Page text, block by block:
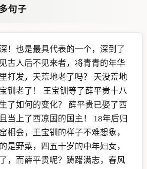
句子
！也是最具代表的一个，深到了
古人后不见来者，将青青的年华
打发，天荒地老了吗？ 天没荒地
钏老了！ 王宝钏等了薛平贵十八
了如何的变化？ 薛平贵已娶了西
当上了西凉国的国主！ 18年后归
相会，王宝钏的样子不难想象，
是野菜，四五十岁的中年妇女，
，而薛平贵呢？踌躇满志，春风